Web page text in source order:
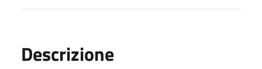
Descrizione